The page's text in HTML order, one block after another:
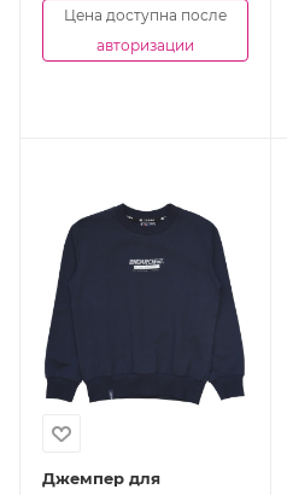
Цена доступна после
авторизации
Джемпер для